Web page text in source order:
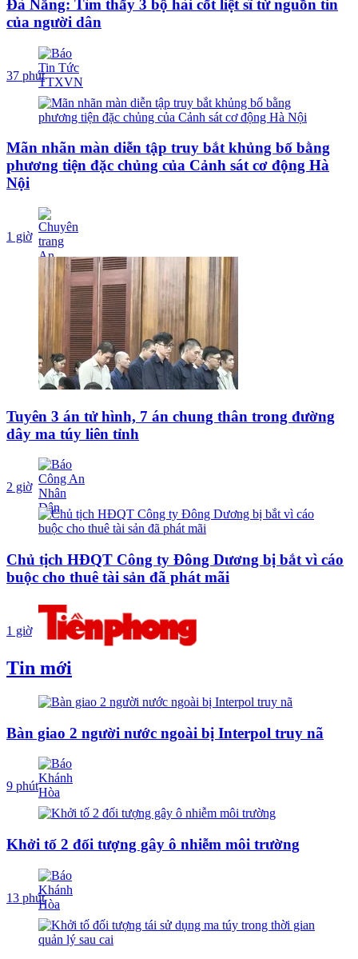
Đà Nẵng: Tìm thấy 3 bộ hài cốt liệt sĩ từ nguồn tin
của người dân
37 phút
Mãn nhãn màn diễn tập truy bắt khủng bố bằng
phương tiện đặc chủng của Cảnh sát cơ động Hà
Nội
1 giờ
Tuyên 3 án tử hình, 7 án chung thân trong đường
dây ma túy liên tỉnh
2 giờ
Chủ tịch HĐQT Công ty Đông Dương bị bắt vì cáo
buộc cho thuê tài sản đã phát mãi
1 giờ
Tin mới
Bàn giao 2 người nước ngoài bị Interpol truy nã
9 phút
Khởi tố 2 đối tượng gây ô nhiễm môi trường
13 phút